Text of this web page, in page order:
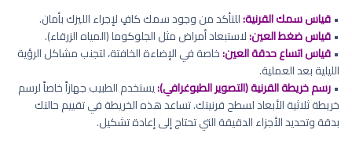
•قياس سمك القرنية:للتأكد من وجود سمك كافٍ لإجراء الليزك بأمان.
•قياس ضغط العين:لاستبعاد أمراض مثل الجلوكوما (المياه الزرقاء).
•قياس اتساع حدقة العين:خاصة في الإضاءة الخافتة، لتجنب مشاكل الرؤية
الليلية بعد العملية.
•رسم خريطة القرنية (التصوير الطبوغرافي):يستخدم الطبيب جهازاً خاصاً لرسم
خريطة ثلاثية الأبعاد لسطح قرنيتك. تساعد هذه الخريطة في تقييم حالتك
بدقة وتحديد الأجزاء الدقيقة التي تحتاج إلى إعادة تشكيل.